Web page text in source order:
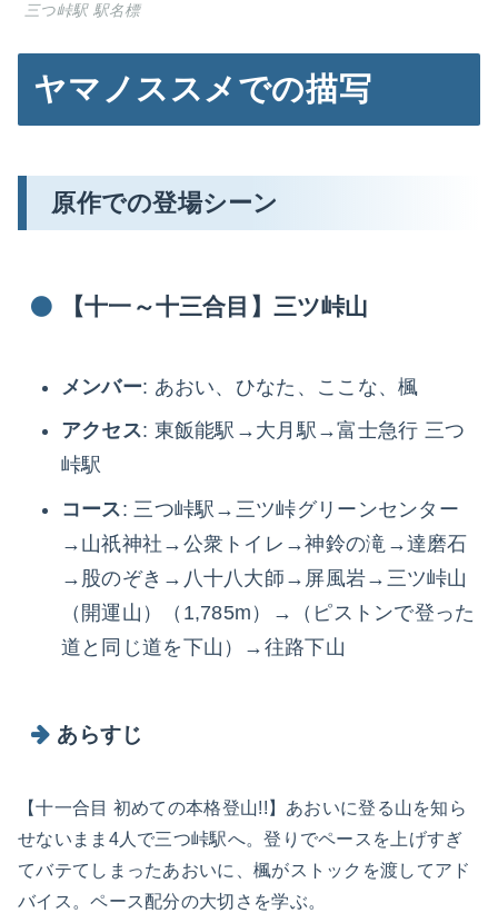
三つ峠駅 駅名標
ヤマノススメでの描写
原作での登場シーン
【十一～十三合目】三ツ峠山
メンバー: あおい、ひなた、ここな、楓
アクセス: 東飯能駅→大月駅→富士急行 三つ
峠駅
コース: 三つ峠駅→三ツ峠グリーンセンター
→山祇神社→公衆トイレ→神鈴の滝→達磨石
→股のぞき→八十八大師→屏風岩→三ツ峠山
（開運山）（1,785m）→（ピストンで登った
道と同じ道を下山）→往路下山
あらすじ
【十一合目 初めての本格登山!!】あおいに登る山を知ら
せないまま4人で三つ峠駅へ。登りでペースを上げすぎ
てバテてしまったあおいに、楓がストックを渡してアド
バイス。ペース配分の大切さを学ぶ。